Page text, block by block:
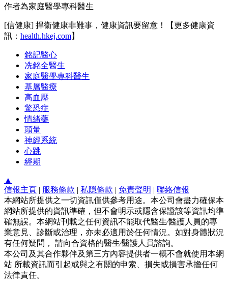
作者為家庭醫學專科醫生
[信健康] 捍衞健康非難事，健康資訊要留意！【更多健康資
訊： health.hkej.com】
銘記醫心
冼銘全醫生
家庭醫學專科醫生
基層醫療
高血壓
驚恐症
情緒藥
頭暈
神經系統
心跳
經期
▲
信報主頁 | 服務條款 | 私隱條款 | 免責聲明 | 聯絡信報
本網站所提供之一切資訊僅供參考用途。本公司會盡力確保本
網站所提供的資訊準確，但不會明示或隱含保證該等資訊均準
確無誤。本網站刊載之任何資訊不能取代醫生∕醫護人員的專
業意見、診斷或治理，亦未必適用於任何情況。如對身體狀況
有任何疑問， 請向合資格的醫生∕醫護人員諮詢。
本公司及其合作夥伴及第三方內容提供者一概不會就使用本網
站 所載資訊而引起或與之有關的申索、損失或損害承擔任何
法律責任。